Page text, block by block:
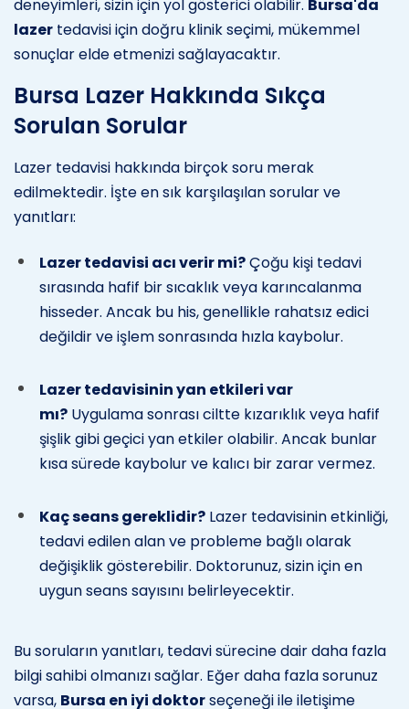
deneyimleri, sizin için yol gösterici olabilir. Bursa'da
lazer tedavisi için doğru klinik seçimi, mükemmel
sonuçlar elde etmenizi sağlayacaktır.
Bursa Lazer Hakkında Sıkça
Sorulan Sorular
Lazer tedavisi hakkında birçok soru merak
edilmektedir. İşte en sık karşılaşılan sorular ve
yanıtları:
Lazer tedavisi acı verir mi?Çoğu kişi tedavi
sırasında hafif bir sıcaklık veya karıncalanma
hisseder. Ancak bu his, genellikle rahatsız edici
değildir ve işlem sonrasında hızla kaybolur.
Lazer tedavisinin yan etkileri var
mı? Uygulama sonrası ciltte kızarıklık veya hafif
şişlik gibi geçici yan etkiler olabilir. Ancak bunlar
kısa sürede kaybolur ve kalıcı bir zarar vermez.
Kaç seans gereklidir? Lazer tedavisinin etkinliği,
tedavi edilen alan ve probleme bağlı olarak
değişiklik gösterebilir. Doktorunuz, sizin için en
uygun seans sayısını belirleyecektir.
Bu soruların yanıtları, tedavi sürecine dair daha fazla
bilgi sahibi olmanızı sağlar. Eğer daha fazla sorunuz
varsa, Bursa en iyi doktorseçeneği ile iletişime